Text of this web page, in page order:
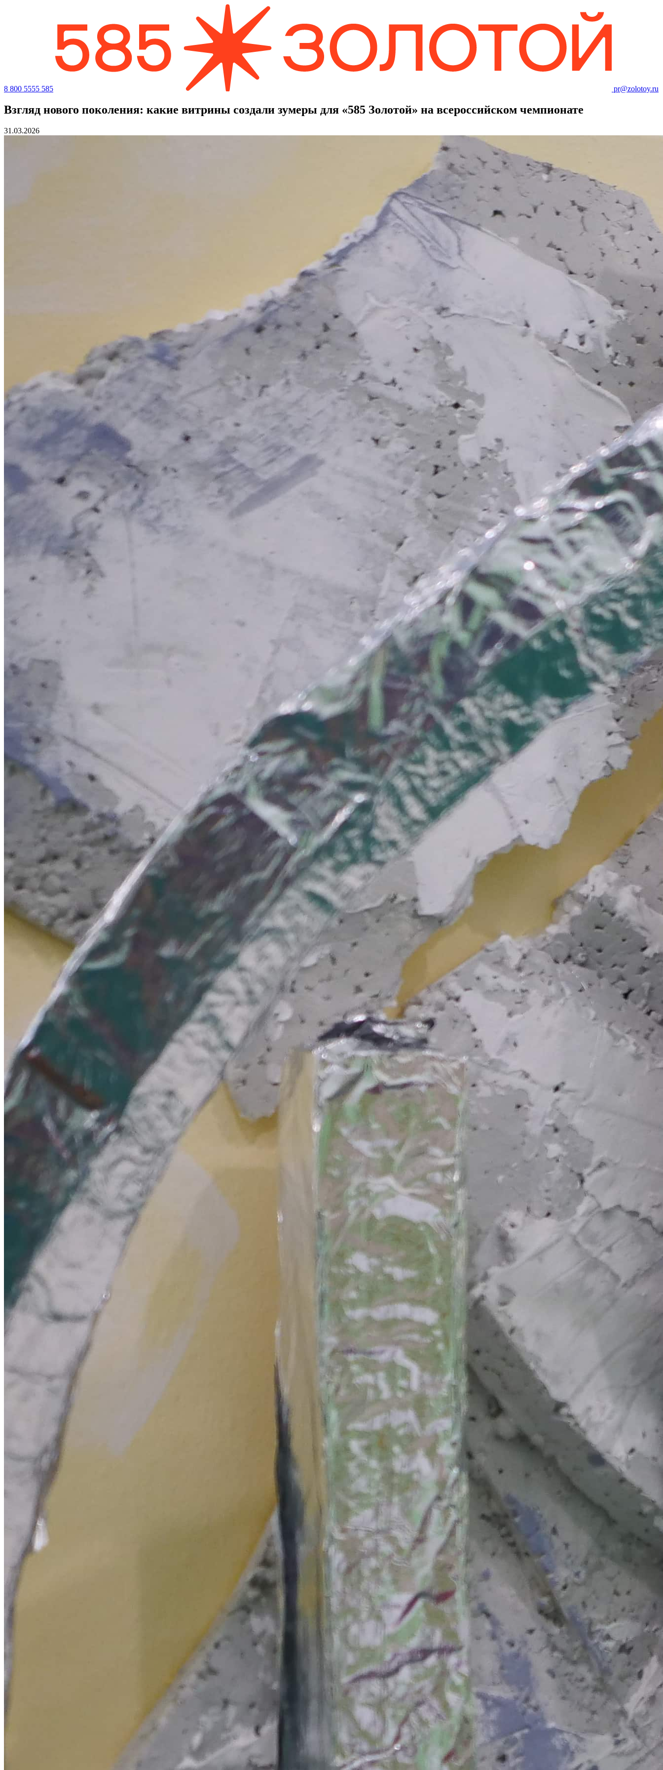
8 800 5555 585 pr@zolotoy.ru
Взгляд нового поколения: какие витрины создали зумеры для «585 Золотой» на всероссийском чемпионате
31.03.2026